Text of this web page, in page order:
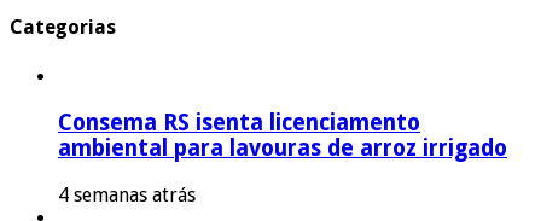
Categorias
Consema RS isenta licenciamento
ambiental para lavouras de arroz irrigado
4 semanas atrás